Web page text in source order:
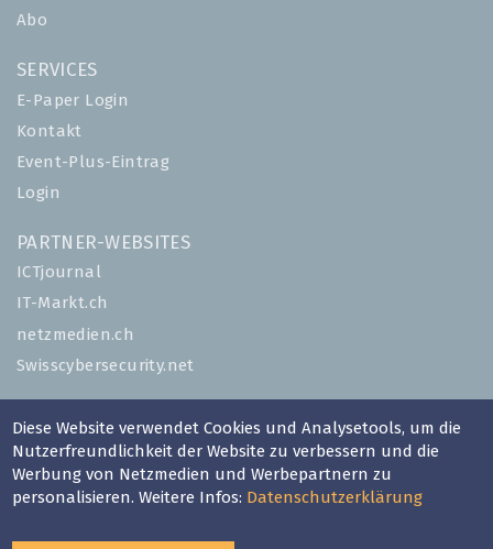
Abo
SERVICES
E-Paper Login
Kontakt
Event-Plus-Eintrag
Login
PARTNER-WEBSITES
ICTjournal
IT-Markt.ch
netzmedien.ch
Swisscybersecurity.net
Impressum
AGB
Nutzungsbestimmungen
Datenschutzerklärung
Diese Website verwendet Cookies und Analysetools, um die
Nutzerfreundlichkeit der Website zu verbessern und die
Werbung von Netzmedien und Werbepartnern zu
personalisieren. Weitere Infos: Datenschutzerklärung